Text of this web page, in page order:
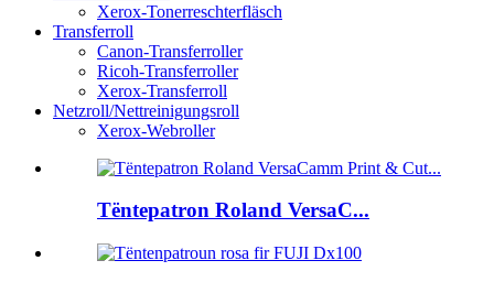
Xerox-Tonerreschterfläsch
Transferroll
Canon-Transferroller
Ricoh-Transferroller
Xerox-Transferroll
Netzroll/Nettreinigungsroll
Xerox-Webroller
Tëntepatron Roland VersaC...